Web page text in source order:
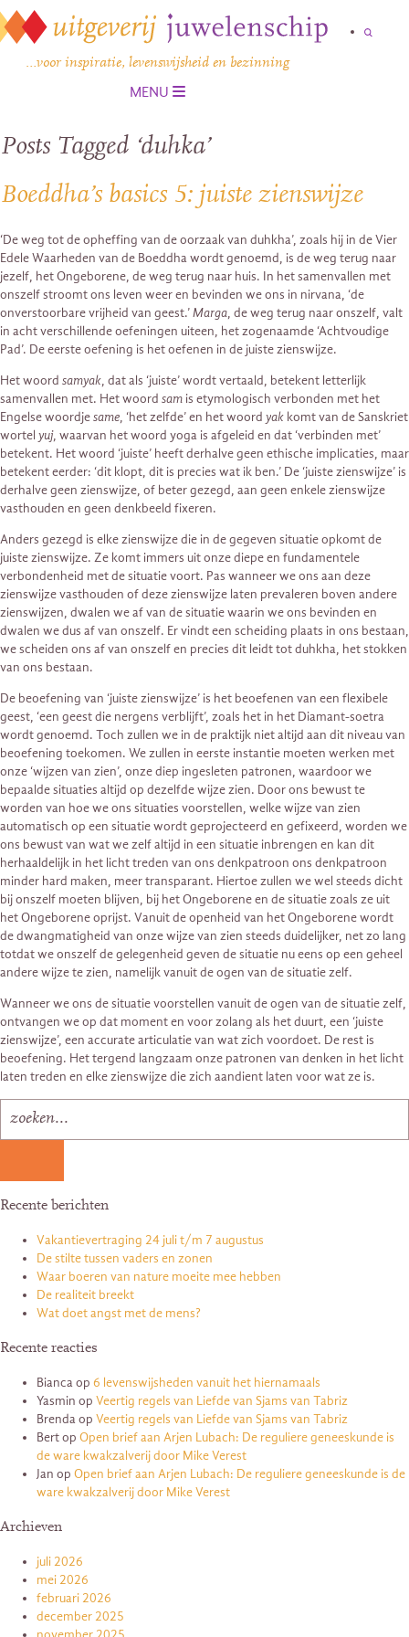
…voor inspiratie, levenswijsheid en bezinning
MENU
Posts Tagged ‘duhka’
Boeddha’s basics 5: juiste zienswijze
‘De weg tot de opheffing van de oorzaak van duhkha’, zoals hij in de Vier
Edele Waarheden van de Boeddha wordt genoemd, is de weg terug naar
jezelf, het Ongeborene, de weg terug naar huis. In het samenvallen met
onszelf stroomt ons leven weer en bevinden we ons in nirvana, ‘de
onverstoorbare vrijheid van geest.’Marga, de weg terug naar onszelf, valt
in acht verschillende oefeningen uiteen, het zogenaamde ‘Achtvoudige
Pad’. De eerste oefening is het oefenen in de juiste zienswijze.
Het woord samyak, dat als ‘juiste’ wordt vertaald, betekent letterlijk
samenvallen met. Het woord sam is etymologisch verbonden met het
Engelse woordjesame, ‘het zelfde’ en het woord yak komt van de Sanskriet
wortel yuj, waarvan het woord yoga is afgeleid en dat ‘verbinden met’
betekent. Het woord ‘juiste’ heeft derhalve geen ethische implicaties, maar
betekent eerder: ‘dit klopt, dit is precies wat ik ben.’ De ‘juiste zienswijze’ is
derhalve geen zienswijze, of beter gezegd, aan geen enkele zienswijze
vasthouden en geen denkbeeld fixeren.
Anders gezegd is elke zienswijze die in de gegeven situatie opkomt de
juiste zienswijze. Ze komt immers uit onze diepe en fundamentele
verbondenheid met de situatie voort. Pas wanneer we ons aan deze
zienswijze vasthouden of deze zienswijze laten prevaleren boven andere
zienswijzen, dwalen we af van de situatie waarin we ons bevinden en
dwalen we dus af van onszelf. Er vindt een scheiding plaats in ons bestaan,
we scheiden ons af van onszelf en precies dit leidt tot duhkha, het stokken
van ons bestaan.
De beoefening van ‘juiste zienswijze’ is het beoefenen van een flexibele
geest, ‘een geest die nergens verblijft’, zoals het in het Diamant-soetra
wordt genoemd. Toch zullen we in de praktijk niet altijd aan dit niveau van
beoefening toekomen. We zullen in eerste instantie moeten werken met
onze ‘wijzen van zien’, onze diep ingesleten patronen, waardoor we
bepaalde situaties altijd op dezelfde wijze zien. Door ons bewust te
worden van hoe we ons situaties voorstellen, welke wijze van zien
automatisch op een situatie wordt geprojecteerd en gefixeerd, worden we
ons bewust van wat we zelf altijd in een situatie inbrengen en kan dit
herhaaldelijk in het licht treden van ons denkpatroon ons denkpatroon
minder hard maken, meer transparant. Hiertoe zullen we wel steeds dicht
bij onszelf moeten blijven, bij het Ongeborene en de situatie zoals ze uit
het Ongeborene oprijst. Vanuit de openheid van het Ongeborene wordt
de dwangmatigheid van onze wijze van zien steeds duidelijker, net zo lang
totdat we onszelf de gelegenheid geven de situatie nu eens op een geheel
andere wijze te zien, namelijk vanuit de ogen van de situatie zelf.
Wanneer we ons de situatie voorstellen vanuit de ogen van de situatie zelf,
ontvangen we op dat moment en voor zolang als het duurt, een ‘juiste
zienswijze’, een accurate articulatie van wat zich voordoet. De rest is
beoefening. Het tergend langzaam onze patronen van denken in het licht
laten treden en elke zienswijze die zich aandient laten voor wat ze is.
Recente berichten
Vakantievertraging 24 juli t/m 7 augustus
De stilte tussen vaders en zonen
Waar boeren van nature moeite mee hebben
De realiteit breekt
Wat doet angst met de mens?
Recente reacties
Biancaop 6 levenswijsheden vanuit het hiernamaals
Yasmin op Veertig regels van Liefde van Sjams van Tabriz
Brendaop Veertig regels van Liefde van Sjams van Tabriz
Bertop Open brief aan Arjen Lubach: De reguliere geneeskunde is
de ware kwakzalverij door Mike Verest
Jan op Open brief aan Arjen Lubach: De reguliere geneeskunde is de
ware kwakzalverij door Mike Verest
Archieven
juli 2026
mei 2026
februari 2026
december 2025